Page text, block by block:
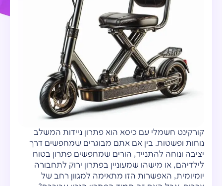
קורקינט חשמלי עם כיסא הוא פתרון ניידות המשלב
נוחות ופשטות. בין אם אתם מבוגרים שמחפשים דרך
יציבה ונוחה להתנייד, הורים שמחפשים פתרון בטוח
לילדיהם, או מישהו שמעוניין בפתרון ירוק לתחבורה
יומיומית, האפשרות הזו מתאימה למגוון רחב של